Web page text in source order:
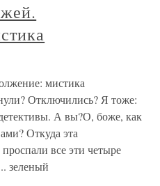
мистика
Отключились? Я тоже:
А вы?О, боже, как
Откуда эта
все эти четыре
зеленый